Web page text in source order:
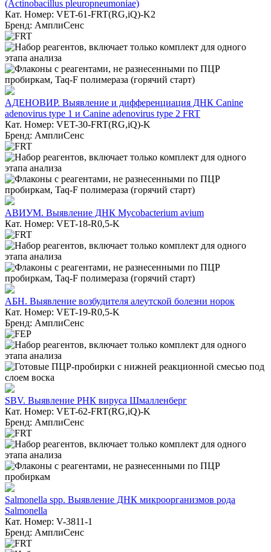
(Actinobacillus pleuropneumoniae)
Кат. Номер: VET-61-FRT(RG,iQ)-K2
Бренд: АмплиСенс
АДЕНОВИР. Выявление и дифференциация ДНК Canine
adenovirus type 1 и Canine adenovirus type 2 FRT
Кат. Номер: VET-30-FRT(RG,iQ)-K
Бренд: АмплиСенс
АВИУМ. Выявление ДНК Mycobacterium avium
Кат. Номер: VET-18-R0,5-K
АБН. Выявление возбудителя алеутской болезни норок
Кат. Номер: VET-19-R0,5-K
Бренд: АмплиСенс
SBV. Выявление РНК вируса Шмалленберг
Кат. Номер: VET-62-FRT(RG,iQ)-K
Бренд: АмплиСенс
Salmonella spp. Выявление ДНК микроорганизмов рода
Salmonella
Кат. Номер: V-3811-1
Бренд: АмплиСенс